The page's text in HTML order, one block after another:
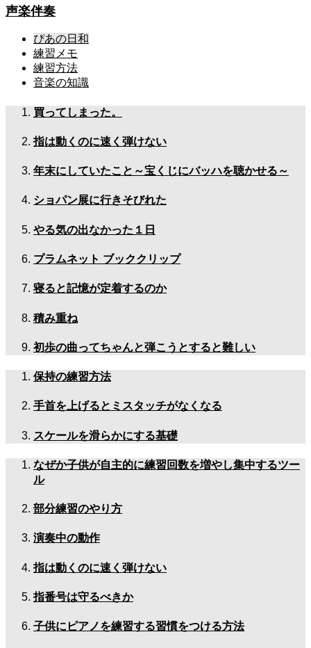
声楽伴奏
ぴあの日和
練習メモ
練習方法
音楽の知識
買ってしまった。
指は動くのに速く弾けない
年末にしていたこと～宝くじにバッハを聴かせる～
ショパン展に行きそびれた
やる気の出なかった１日
プラムネット ブッククリップ
寝ると記憶が定着するのか
積み重ね
初歩の曲ってちゃんと弾こうとすると難しい
保持の練習方法
手首を上げるとミスタッチがなくなる
スケールを滑らかにする基礎
なぜか子供が自主的に練習回数を増やし集中するツー
ル
部分練習のやり方
演奏中の動作
指は動くのに速く弾けない
指番号は守るべきか
子供にピアノを練習する習慣をつける方法